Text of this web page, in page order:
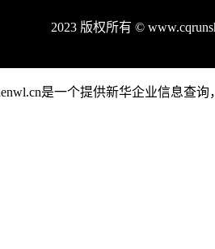
2023 版权所有 ©
是一个提供新华企业信息查